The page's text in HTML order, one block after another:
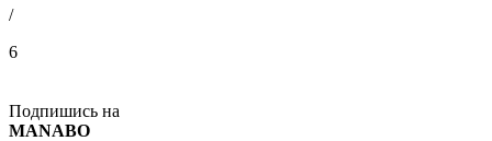
/
6
Подпишись на
MANABO